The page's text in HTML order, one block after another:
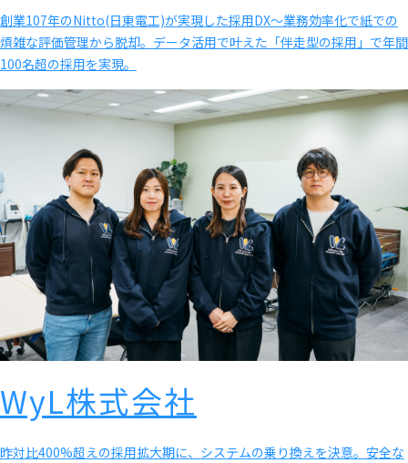
創業107年のNitto(日東電工)が実現した採用DX〜業務効率化で紙での
煩雑な評価管理から脱却。データ活用で叶えた「伴走型の採用」で年間
100名超の採用を実現。
WyL株式会社
昨対比400%超えの採用拡大期に、システムの乗り換えを決意。安全な